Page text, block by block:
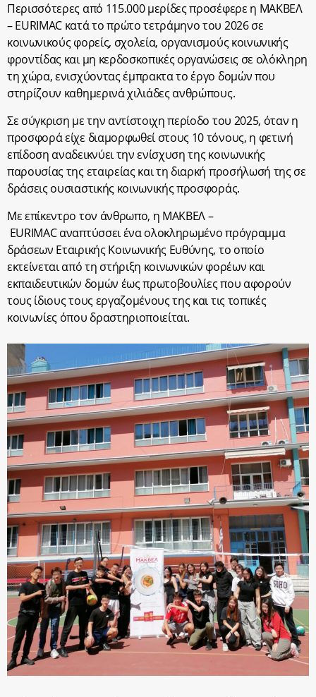
Περισσότερες από 115.000 μερίδες προσέφερε η ΜΑΚΒΕΛ
– EURIMAC κατά το πρώτο τετράμηνο του 2026 σε
κοινωνικούς φορείς, σχολεία, οργανισμούς κοινωνικής
φροντίδας και μη κερδοσκοπικές οργανώσεις σε ολόκληρη
τη χώρα, ενισχύοντας έμπρακτα το έργο δομών που
στηρίζουν καθημερινά χιλιάδες ανθρώπους.
Σε σύγκριση με την αντίστοιχη περίοδο του 2025, όταν η
προσφορά είχε διαμορφωθεί στους 10 τόνους, η φετινή
επίδοση αναδεικνύει την ενίσχυση της κοινωνικής
παρουσίας της εταιρείας και τη διαρκή προσήλωσή της σε
δράσεις ουσιαστικής κοινωνικής προσφοράς.
Με επίκεντρο τον άνθρωπο, η ΜΑΚΒΕΛ –
EURIMACαναπτύσσει ένα ολοκληρωμένο πρόγραμμα
δράσεων Εταιρικής Κοινωνικής Ευθύνης, το οποίο
εκτείνεται από τη στήριξη κοινωνικών φορέων και
εκπαιδευτικών δομών έως πρωτοβουλίες που αφορούν
τους ίδιους τους εργαζομένους της και τις τοπικές
κοινωνίες όπου δραστηριοποιείται.